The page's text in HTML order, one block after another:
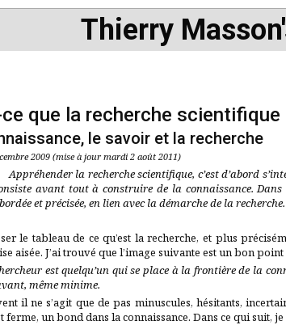
Thierry
ce que la recherche
le savoir et la recherche
2009 (mise à jour mardi 2 août 2011)
Appréhender la recherche scientifique, c’est d’abord
avant tout à construire de la connaissance.
et précisée, en lien avec la démarche de la recherche.
le tableau de ce qu’est la recherche, et plus
aisée. J’ai trouvé que l’image suivante est un bon
est quelqu’un qui se place à la frontière de la
même minime.
il ne s’agit que de pas minuscules, hésitants,
ferme, un bond dans la connaissance. Dans ce qui suit,